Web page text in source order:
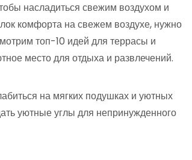
насладиться свежим воздухом и
комфорта на свежем воздухе, нужно
топ-10 идей для террасы и
место для отдыха и развлечений.
на мягких подушках и уютных
уютные углы для непринужденного